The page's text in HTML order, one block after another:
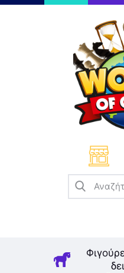
Παζλ
Κατασκευές
Βιβλία
Παιχνίδια